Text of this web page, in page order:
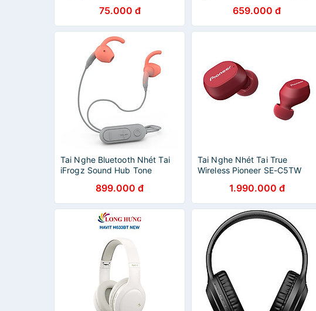
O2 - Hàng chính hãng
75.000 đ 659.000 đ
Tai Nghe Bluetooth Nhét Tai
iFrogz Sound Hub Tone
899.000 đ
Tai Nghe Nhét Tai True
Wireless Pioneer SE-C5TW
1.990.000 đ